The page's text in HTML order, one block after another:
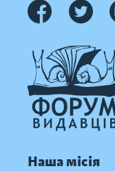
Наша місія